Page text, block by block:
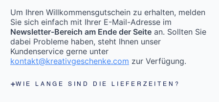
Um Ihren Willkommensgutschein zu erhalten, melden
Sie sich einfach mit Ihrer E-Mail-Adresse im
Newsletter-Bereich am Ende der Seite an. Sollten Sie
dabei Probleme haben, steht Ihnen unser
Kundenservice gerne unter
kontakt@kreativgeschenke.com zur Verfügung.
WIE LANGE SIND DIE LIEFERZEITEN?